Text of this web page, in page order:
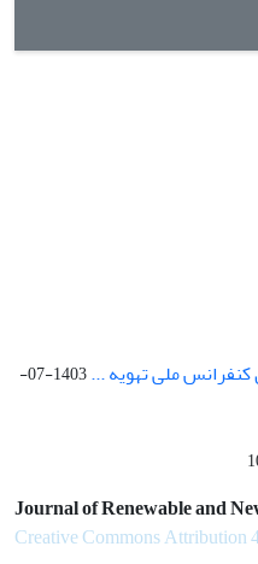
ملی تهویه ...
1403-07-
Journal of Renewable and
Creative Commons Attribution